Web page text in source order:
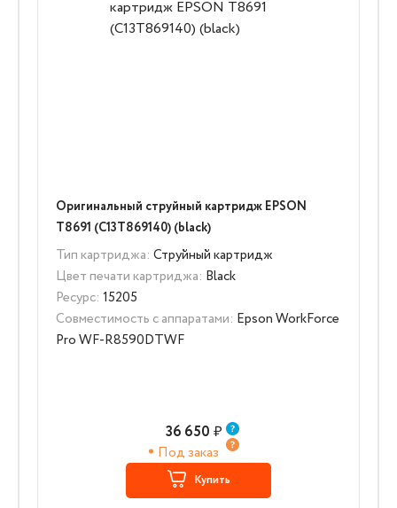
Оригинальный струйный картридж EPSON
T8691 (C13T869140) (black)
Тип картриджа: Струйный картридж
Цвет печати картриджа: Black
Ресурс: 15205
Совместимость с аппаратами: Epson WorkForce
Pro WF-R8590DTWF
36 650 ₽
Под заказ
Купить